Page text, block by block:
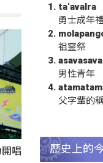
唱
ta‘avalra
勇士成年
祖靈祭
男性青年
父字輩的
歷史上的